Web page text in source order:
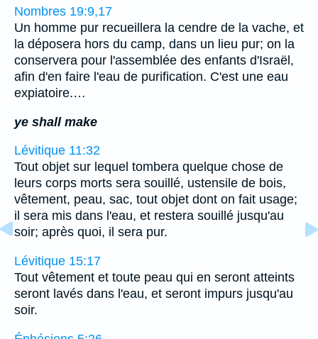
Nombres 19:9,17
Un homme pur recueillera la cendre de la vache, et
la déposera hors du camp, dans un lieu pur; on la
conservera pour l'assemblée des enfants d'Israël,
afin d'en faire l'eau de purification. C'est une eau
expiatoire.…
ye shall make
Lévitique 11:32
Tout objet sur lequel tombera quelque chose de
leurs corps morts sera souillé, ustensile de bois,
vêtement, peau, sac, tout objet dont on fait usage;
il sera mis dans l'eau, et restera souillé jusqu'au
soir; après quoi, il sera pur.
Lévitique 15:17
Tout vêtement et toute peau qui en seront atteints
seront lavés dans l'eau, et seront impurs jusqu'au
soir.